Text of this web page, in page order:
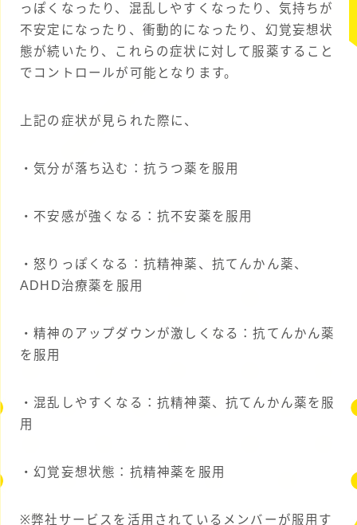
っぽくなったり、混乱しやすくなったり、気持ちが
不安定になったり、衝動的になったり、幻覚妄想状
態が続いたり、これらの症状に対して服薬すること
でコントロールが可能となります。
上記の症状が見られた際に、
・気分が落ち込む：抗うつ薬を服用
・不安感が強くなる：抗不安薬を服用
・怒りっぽくなる：抗精神薬、抗てんかん薬、
ADHD治療薬を服用
・精神のアップダウンが激しくなる：抗てんかん薬
を服用
・混乱しやすくなる：抗精神薬、抗てんかん薬を服
用
・幻覚妄想状態：抗精神薬を服用
※弊社サービスを活用されているメンバーが服用す